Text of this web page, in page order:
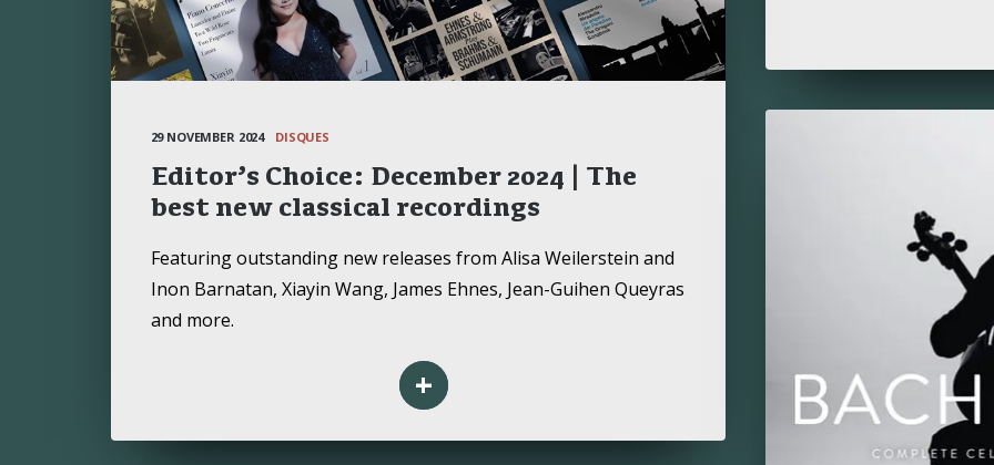
29 NOVEMBER 2024 DISQUES
Editor’s Choice: December 2024 | The
best new classical recordings
Featuring outstanding new releases from Alisa Weilerstein and
Inon Barnatan, Xiayin Wang, James Ehnes, Jean-Guihen Queyras
and more.
+